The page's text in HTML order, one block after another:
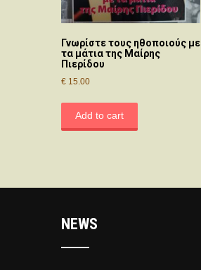
Γνωρίστε τους ηθοποιούς με
τα μάτια της Μαίρης
Πιερίδου
€ 15.00
Add to cart
NEWS